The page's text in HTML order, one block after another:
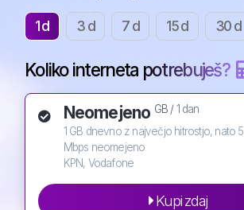
1 d 3 d 7 d 15 d 30 d
Koliko interneta potrebuješ?
Neomejeno GB /1 dan
1 GB dnevno z največjo hitrostjo, nato 5
Mbps neomejeno
KPN, Vodafone
Kupi zdaj